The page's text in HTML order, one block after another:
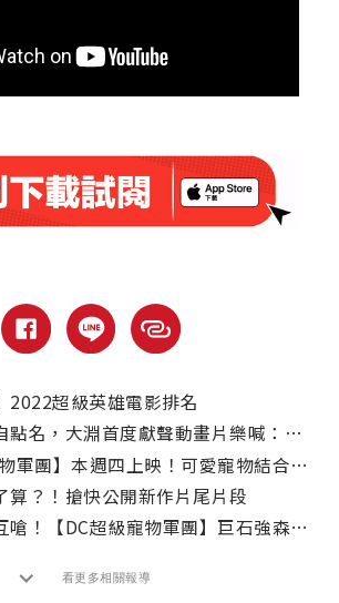
2022超級英雄電影排名
大淵首度獻聲動畫片樂喊：這輩子最高境界！
】本週四上映！可愛寵物結合超能力拯救正義聯盟
算？！搶快公開新作片尾片段
DC超級寵物軍團】巨石強森、凱文哈特死黨再度合體
看更多相關報導